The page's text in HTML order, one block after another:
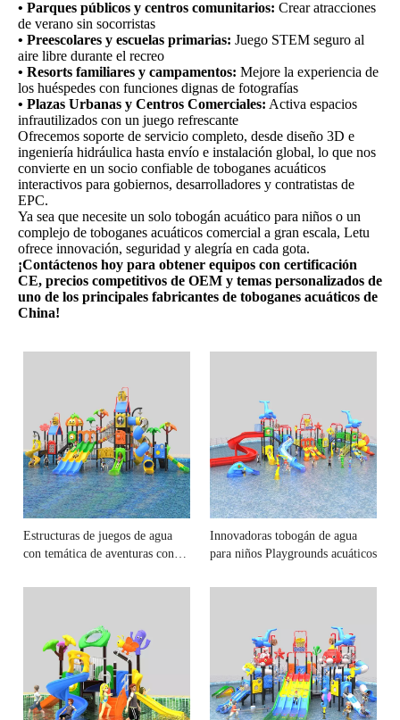
• Parques públicos y centros comunitarios: Crear atracciones
de verano sin socorristas
• Preescolares y escuelas primarias: Juego STEM seguro al
aire libre durante el recreo
• Resorts familiares y campamentos: Mejore la experiencia de
los huéspedes con funciones dignas de fotografías
• Plazas Urbanas y Centros Comerciales: Activa espacios
infrautilizados con un juego refrescante
Ofrecemos soporte de servicio completo, desde diseño 3D e
ingeniería hidráulica hasta envío e instalación global, lo que nos
convierte en un socio confiable de toboganes acuáticos
interactivos para gobiernos, desarrolladores y contratistas de
EPC.
Ya sea que necesite un solo tobogán acuático para niños o un
complejo de toboganes acuáticos comercial a gran escala, Letu
ofrece innovación, seguridad y alegría en cada gota.
¡Contáctenos hoy para obtener equipos con certificación
CE, precios competitivos de OEM y temas personalizados de
uno de los principales fabricantes de toboganes acuáticos de
China!
Estructuras de juegos de agua
con temática de aventuras con
Innovadoras tobogán de agua
para niños Playgrounds acuáticos